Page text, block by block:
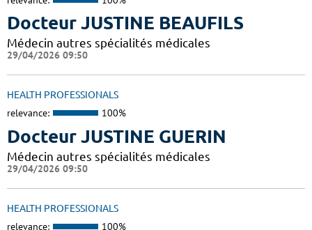
Docteur JUSTINE BEAUFILS
Médecin autres spécialités médicales
29/04/2026 09:50
HEALTH PROFESSIONALS
relevance: 100%
Docteur JUSTINE GUERIN
Médecin autres spécialités médicales
29/04/2026 09:50
HEALTH PROFESSIONALS
relevance: 100%